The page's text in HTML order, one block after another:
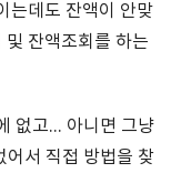
는데도 잔액이 안맞
잔액조회를 하는
없고... 아니면 그냥
어서 직접 방법을 찾